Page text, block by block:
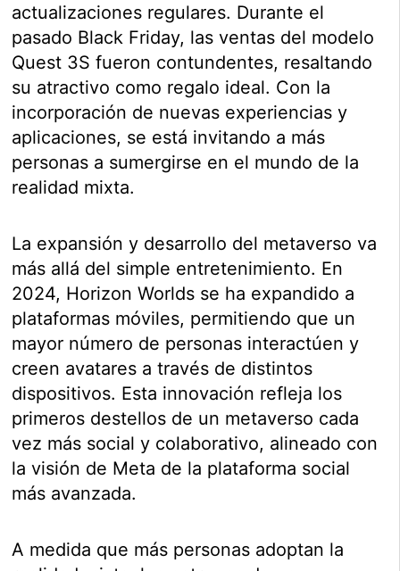
actualizaciones regulares. Durante el
pasado Black Friday, las ventas del modelo
Quest 3S fueron contundentes, resaltando
su atractivo como regalo ideal. Con la
incorporación de nuevas experiencias y
aplicaciones, se está invitando a más
personas a sumergirse en el mundo de la
realidad mixta.
La expansión y desarrollo del metaverso va
más allá del simple entretenimiento. En
2024, Horizon Worlds se ha expandido a
plataformas móviles, permitiendo que un
mayor número de personas interactúen y
creen avatares a través de distintos
dispositivos. Esta innovación refleja los
primeros destellos de un metaverso cada
vez más social y colaborativo, alineado con
la visión de Meta de la plataforma social
más avanzada.
A medida que más personas adoptan la